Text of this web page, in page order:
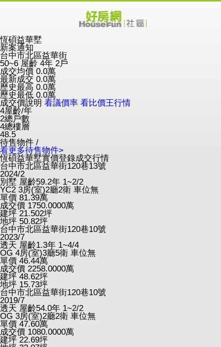
恆碩益華墅
新案通知
台中市北區益華街
50~6 屋齡 4年 2戶
成交均價 0.0萬
最新成交 0.0萬
歷史最高 0.0萬
歷史最低 0.0萬
成交價說明 看議價率 看比價王行情
4屋齡/年
2總戶數
4總樓層
48.5
待售物件 /
看更多待售物件>
恆碩益華墅實價登錄成交行情
台中市北區益華街120巷13號
2024/2
別墅 屋齡59.2年 1~2/2
YC2 3房(室)2廳2衛 車位無
單價 81.39萬
成交價 1750.0000萬
建坪 21.502坪
地坪 50.82坪
台中市北區益華街120巷10號
2023/7
透天 屋齡1.3年 1~4/4
OG 4房(室)3廳5衛 車位無
單價 46.44萬
成交價 2258.0000萬
建坪 48.62坪
地坪 15.73坪
台中市北區益華街120巷10號
2019/7
透天 屋齡54.0年 1~2/2
OG 3房(室)2廳2衛 車位無
單價 47.60萬
成交價 1080.0000萬
建坪 22.69坪